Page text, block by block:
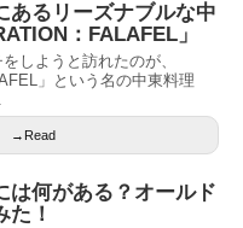
あるリーズナブルな中
：FALAFEL」
しようと訪れたのが、
」という名の中東料理
→Read
は何がある？オールド
た！